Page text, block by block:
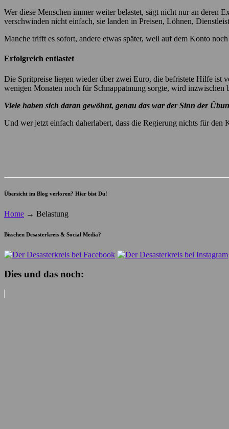
Wer diese Menschen immer weiter belastet, sägt nicht nur an deren
verschwinden nicht einfach, sie landen in Preisen, Löhnen,
Manche trifft es sofort, andere etwas später, weil auf dem Konto
Erfolgreich entlastet
Die Spritpreise liegen wieder über zwei Euro, die befristete Hilfe ist
wenigen Monaten noch für Schnappatmung sorgte, wird inzwischen
Viele haben sich daran gewöhnt, genau das war der Sinn der
Und wer jetzt einfach daherlabert, dass die Regierung nichts für
Übersicht im Blog verloren? Hier bist Du!
Home → Belastung
Bisschen Desasterkreis & Social Media?
Dies und das noch: